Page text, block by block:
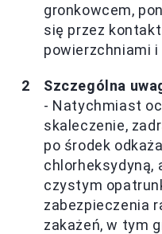
gronkowcem,
się przez
powierzchniami
Szczególna
- Natychmiast
skaleczenie,
po środek
chlorheksydyną,
czystym
zabezpieczenia
zakażeń, w tym